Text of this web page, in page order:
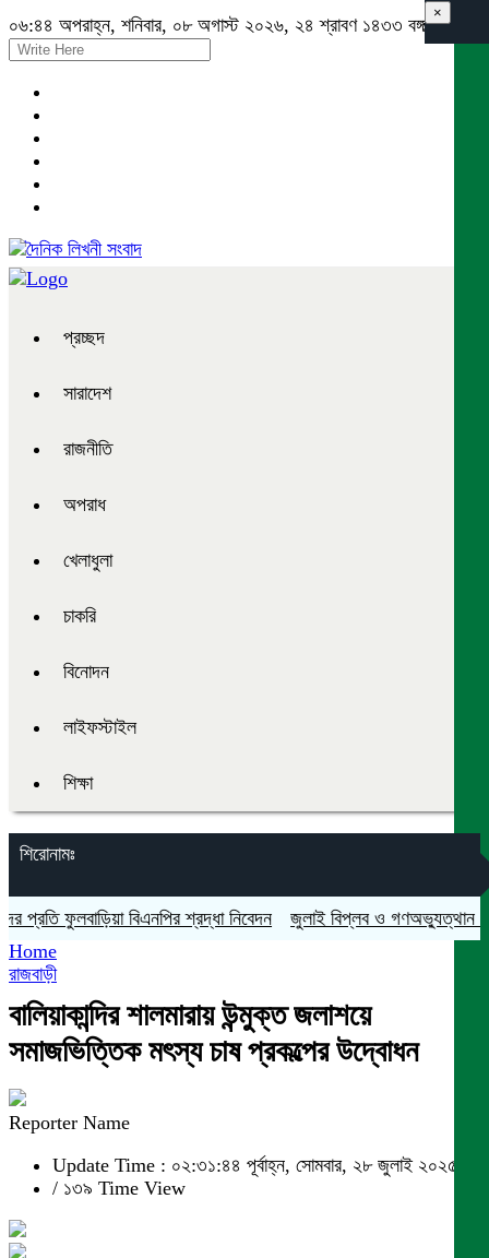
০৬:৪৪ অপরাহ্ন, শনিবার, ০৮ অগাস্ট ২০২৬, ২৪ শ্রাবণ ১৪৩৩ বঙ্গাব্দ
প্রচ্ছদ
সারাদেশ
রাজনীতি
অপরাধ
খেলাধুলা
চাকরি
বিনোদন
লাইফস্টাইল
শিক্ষা
শিরোনামঃ
ফুলবাড়িয়া বিএনপির শ্রদ্ধা নিবেদন জুলাই বিপ্লব ও গণঅভ্যুত্থান দিবস
×
Home
রাজবাড়ী
বালিয়াকান্দির শালমারায় উন্মুক্ত জলাশয়ে
সমাজভিত্তিক মৎস্য চাষ প্রকল্পের উদ্বোধন
Reporter Name
Update Time : ০২:৩১:৪৪ পূর্বাহ্ন, সোমবার, ২৮ জুলাই ২০২৫
/ ১৩৯ Time View